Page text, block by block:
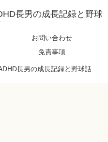
長男の成長記録と野球
お問い合わせ
免責事項
長男の成長記録と野球話.